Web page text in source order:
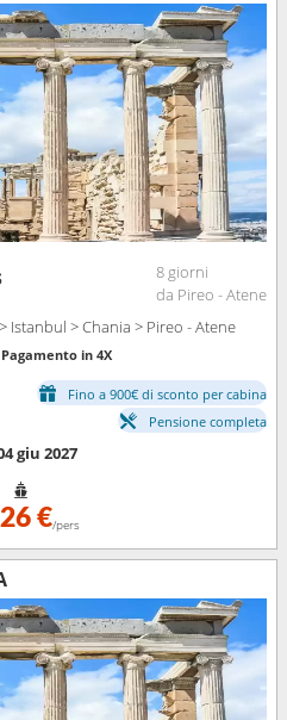
8 giorni
da Pireo - Atene
Istanbul > Chania > Pireo - Atene
Pagamento in 4X
Fino a 900€ di sconto per cabina
Pensione completa
giu 2027
€/pers